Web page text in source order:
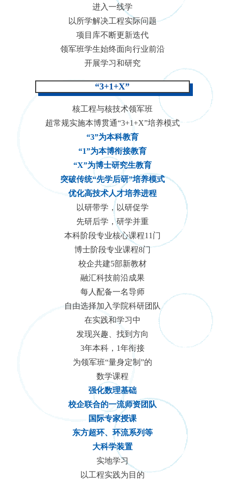
进入一线学
以所学解决工程实际问题
项目库不断更新迭代
领军班学生始终面向行业前沿
开展学习和研究
“3+1+X”
核工程与核技术领军班
超常规实施本博贯通“3+1+X”培养模式
“3”为本科教育
“1”为本博衔接教育
“X”为博士研究生教育
突破传统“先学后研”培养模式
优化高技术人才培养进程
以研带学，以研促学
先研后学，研学并重
本科阶段专业核心课程11门
博士阶段专业课程8门
校企共建5部新教材
融汇科技前沿成果
每人配备一名导师
自由选择加入学院科研团队
在实践和学习中
发现兴趣、找到方向
3年本科，1年衔接
为领军班“量身定制”的
数学课程
强化数理基础
校企联合的一流师资团队
国际专家授课
东方超环、环流系列等
大科学装置
实地学习
以工程实践为目的